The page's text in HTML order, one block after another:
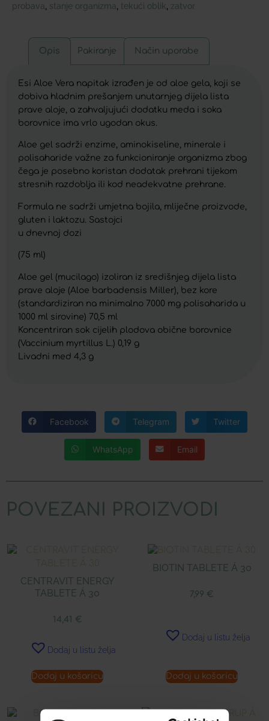
probava stanje organizma tekući oblik zatvor
Opis Pakiranje Način uporabe
Esi Aloe Vera napitak izrađen je od aloe gela, koji se
dobiva hladnim prešanjem unutarnjeg dijela lista
prave aloje, a zahvaljujući dodatku meda i soka
borovnice ima vrlo ugodan okus.
Aloe gel sadrži enzime, aminokiseline, minerale i
polisaharide važne za funkcioniranje organizma zbog
čega je posebno koristan dodatak prehrani tijekom
stresnih razdoblja ili kod neadekvatne prehrane.
Formula ne sadrži umjetna bojila, mliječne proizvode,
gluten i laktozu. Sastojci
u dnevnoj dozi
(75 ml)
Aloe gel (mucilago) izoliran iz središnjeg dijela lista
prave aloje (Aloe barbadensis Miller), bez kore
(standardiziran na minimalno 7000 mg polisaharida u
1000 ml sirovine) 70,5 ml
Koncentriran sok cijelih plodova obične borovnice
(Vaccinium myrtillus L.) 0,19 g
Livadni med 4,3 g
Facebook Telegram Twitter
WhatsApp Email
POVEZANI PROIZVODI
CENTRAVIT ENERGY
TABLETE Á 30
14,41 €
Dodaj u listu želja
Dodaj u košaricu
BIOTIN TABLETE Á 30
7,99 €
Dodaj u listu želja
Dodaj u košaricu